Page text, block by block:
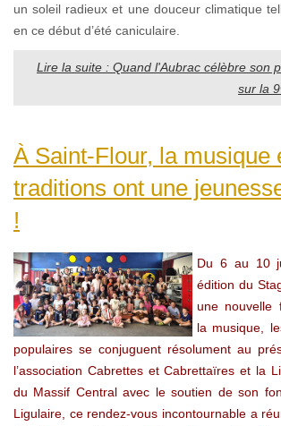
un soleil radieux et une douceur climatique
en ce début d’été caniculaire.
Lire la suite : Quand l'Aubrac célèbre son
sur la
À Saint-Flour, la musique
traditions ont une
!
Du 6 au 10
édition du
une nouvelle
la musique,
populaires se conjuguent résolument au
l’association Cabrettes et Cabrettaïres et la
du Massif Central avec le soutien de son
Ligulaire, ce rendez-vous incontournable a